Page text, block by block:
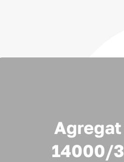
Agregat
14000/3